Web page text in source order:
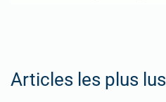
Articles les plus lus